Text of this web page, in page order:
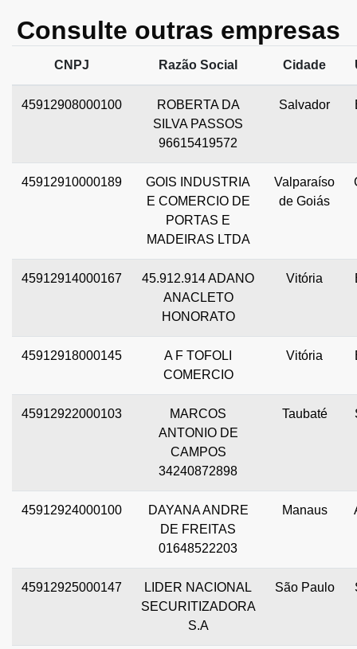
Consulte outras empresas
CNPJ Razão Social Cidade
45912908000100
ROBERTA DA
SILVA PASSOS
96615419572
Salvador
45912910000189
GOIS INDUSTRIA
E COMERCIO DE
PORTAS E
MADEIRAS LTDA
Valparaíso
de Goiás
45912914000167
45.912.914 ADANO
ANACLETO
HONORATO
Vitória
45912918000145
A F TOFOLI
COMERCIO
Vitória
45912922000103
MARCOS
ANTONIO DE
CAMPOS
34240872898
Taubaté
45912924000100
DAYANA ANDRE
DE FREITAS
01648522203
Manaus
45912925000147
LIDER NACIONAL
SECURITIZADORA
S.A
São Paulo